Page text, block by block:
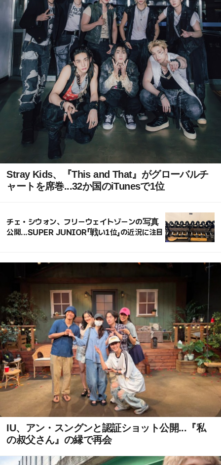
Stray Kids、『This and That』がグローバルチ
ャートを席巻...32か国のiTunesで1位
チェ・シウォン、フリーウェイトゾーンの写真
公開...SUPER JUNIOR「戦い1位」の近況に注目
IU、アン・スングンと認証ショット公開...『私
の叔父さん』の縁で再会